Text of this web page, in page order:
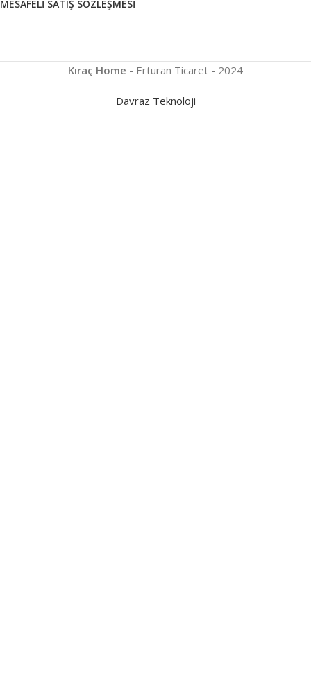
MESAFELI SATIŞ SÖZLEŞMESI
Kıraç Home - Erturan Ticaret - 2024
Davraz Teknoloji